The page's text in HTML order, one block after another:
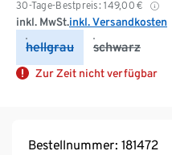
30-Tage-Bestpreis: 149,00 €
inkl. MwSt.inkl. Versandkosten
hellgrau schwarz
Zur Zeit nicht verfügbar
Bestellnummer: 181472